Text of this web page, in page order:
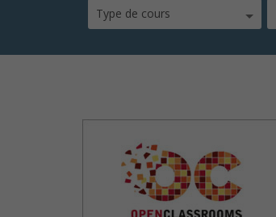
Type de cours